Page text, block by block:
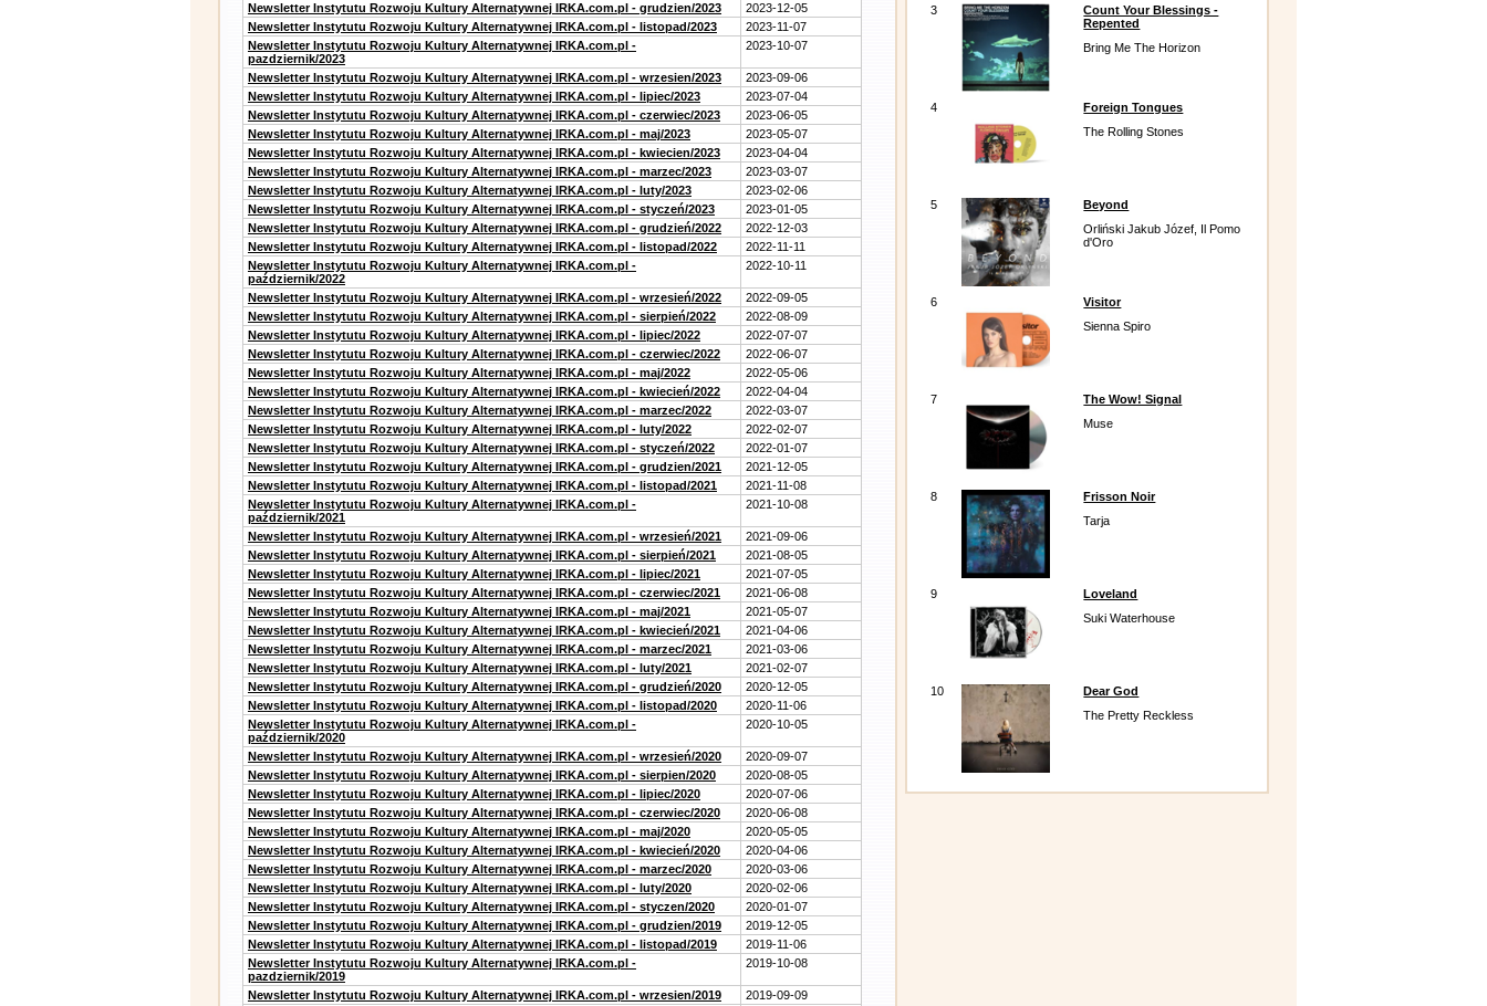
Newsletter Instytutu Rozwoju Kultury Alternatywnej IRKA.com.pl - grudzien/2023
2023-12-05
Newsletter Instytutu Rozwoju Kultury Alternatywnej IRKA.com.pl - listopad/2023
2023-11-07
Newsletter Instytutu Rozwoju Kultury Alternatywnej IRKA.com.pl -
pazdziernik/2023
2023-10-07
Newsletter Instytutu Rozwoju Kultury Alternatywnej IRKA.com.pl - wrzesien/2023
2023-09-06
Newsletter Instytutu Rozwoju Kultury Alternatywnej IRKA.com.pl - lipiec/2023
2023-07-04
Newsletter Instytutu Rozwoju Kultury Alternatywnej IRKA.com.pl - czerwiec/2023
2023-06-05
Newsletter Instytutu Rozwoju Kultury Alternatywnej IRKA.com.pl - maj/2023
2023-05-07
Newsletter Instytutu Rozwoju Kultury Alternatywnej IRKA.com.pl - kwiecien/2023
2023-04-04
Newsletter Instytutu Rozwoju Kultury Alternatywnej IRKA.com.pl - marzec/2023
2023-03-07
Newsletter Instytutu Rozwoju Kultury Alternatywnej IRKA.com.pl - luty/2023
2023-02-06
Newsletter Instytutu Rozwoju Kultury Alternatywnej IRKA.com.pl - styczeń/2023
2023-01-05
Newsletter Instytutu Rozwoju Kultury Alternatywnej IRKA.com.pl - grudzień/2022
2022-12-03
Newsletter Instytutu Rozwoju Kultury Alternatywnej IRKA.com.pl - listopad/2022
2022-11-11
Newsletter Instytutu Rozwoju Kultury Alternatywnej IRKA.com.pl -
październik/2022
2022-10-11
Newsletter Instytutu Rozwoju Kultury Alternatywnej IRKA.com.pl - wrzesień/2022
2022-09-05
Newsletter Instytutu Rozwoju Kultury Alternatywnej IRKA.com.pl - sierpień/2022
2022-08-09
Newsletter Instytutu Rozwoju Kultury Alternatywnej IRKA.com.pl - lipiec/2022
2022-07-07
Newsletter Instytutu Rozwoju Kultury Alternatywnej IRKA.com.pl - czerwiec/2022
2022-06-07
Newsletter Instytutu Rozwoju Kultury Alternatywnej IRKA.com.pl - maj/2022
2022-05-06
Newsletter Instytutu Rozwoju Kultury Alternatywnej IRKA.com.pl - kwiecień/2022
2022-04-04
Newsletter Instytutu Rozwoju Kultury Alternatywnej IRKA.com.pl - marzec/2022
2022-03-07
Newsletter Instytutu Rozwoju Kultury Alternatywnej IRKA.com.pl - luty/2022
2022-02-07
Newsletter Instytutu Rozwoju Kultury Alternatywnej IRKA.com.pl - styczeń/2022
2022-01-07
Newsletter Instytutu Rozwoju Kultury Alternatywnej IRKA.com.pl - grudzien/2021
2021-12-05
Newsletter Instytutu Rozwoju Kultury Alternatywnej IRKA.com.pl - listopad/2021
2021-11-08
Newsletter Instytutu Rozwoju Kultury Alternatywnej IRKA.com.pl -
październik/2021
2021-10-08
Newsletter Instytutu Rozwoju Kultury Alternatywnej IRKA.com.pl - wrzesień/2021
2021-09-06
Newsletter Instytutu Rozwoju Kultury Alternatywnej IRKA.com.pl - sierpień/2021
2021-08-05
Newsletter Instytutu Rozwoju Kultury Alternatywnej IRKA.com.pl - lipiec/2021
2021-07-05
Newsletter Instytutu Rozwoju Kultury Alternatywnej IRKA.com.pl - czerwiec/2021
2021-06-08
Newsletter Instytutu Rozwoju Kultury Alternatywnej IRKA.com.pl - maj/2021
2021-05-07
Newsletter Instytutu Rozwoju Kultury Alternatywnej IRKA.com.pl - kwiecień/2021
2021-04-06
Newsletter Instytutu Rozwoju Kultury Alternatywnej IRKA.com.pl - marzec/2021
2021-03-06
Newsletter Instytutu Rozwoju Kultury Alternatywnej IRKA.com.pl - luty/2021
2021-02-07
Newsletter Instytutu Rozwoju Kultury Alternatywnej IRKA.com.pl - grudzień/2020
2020-12-05
Newsletter Instytutu Rozwoju Kultury Alternatywnej IRKA.com.pl - listopad/2020
2020-11-06
Newsletter Instytutu Rozwoju Kultury Alternatywnej IRKA.com.pl -
październik/2020
2020-10-05
Newsletter Instytutu Rozwoju Kultury Alternatywnej IRKA.com.pl - wrzesień/2020
2020-09-07
Newsletter Instytutu Rozwoju Kultury Alternatywnej IRKA.com.pl - sierpien/2020
2020-08-05
Newsletter Instytutu Rozwoju Kultury Alternatywnej IRKA.com.pl - lipiec/2020
2020-07-06
Newsletter Instytutu Rozwoju Kultury Alternatywnej IRKA.com.pl - czerwiec/2020
2020-06-08
Newsletter Instytutu Rozwoju Kultury Alternatywnej IRKA.com.pl - maj/2020
2020-05-05
Newsletter Instytutu Rozwoju Kultury Alternatywnej IRKA.com.pl - kwiecień/2020
2020-04-06
Newsletter Instytutu Rozwoju Kultury Alternatywnej IRKA.com.pl - marzec/2020
2020-03-06
Newsletter Instytutu Rozwoju Kultury Alternatywnej IRKA.com.pl - luty/2020
2020-02-06
Newsletter Instytutu Rozwoju Kultury Alternatywnej IRKA.com.pl - styczen/2020
2020-01-07
Newsletter Instytutu Rozwoju Kultury Alternatywnej IRKA.com.pl - grudzien/2019
2019-12-05
Newsletter Instytutu Rozwoju Kultury Alternatywnej IRKA.com.pl - listopad/2019
2019-11-06
Newsletter Instytutu Rozwoju Kultury Alternatywnej IRKA.com.pl -
pazdziernik/2019
2019-10-08
Newsletter Instytutu Rozwoju Kultury Alternatywnej IRKA.com.pl - wrzesien/2019
2019-09-09
3
Count Your Blessings -
Repented
Bring Me The Horizon
4
Foreign Tongues
The Rolling Stones
5
Beyond
Orliński Jakub Józef, Il Pomo
d'Oro
6
Visitor
Sienna Spiro
7
The Wow! Signal
Muse
8
Frisson Noir
Tarja
9
Loveland
Suki Waterhouse
10
Dear God
The Pretty Reckless